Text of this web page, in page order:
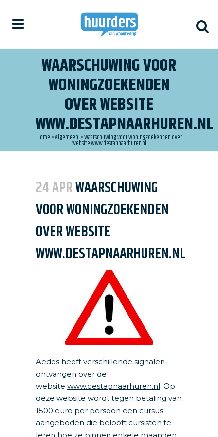
WAARSCHUWING VOOR
WONINGZOEKENDEN
OVER WEBSITE
WWW.DESTAPNAARHUREN.NL
Home >Algemeen >Waarschuwing voor woningzoekenden over
website www.destapnaarhuren.nl
24 APRWAARSCHUWING
VOOR WONINGZOEKENDEN
OVER WEBSITE
WWW.DESTAPNAARHUREN.NL
Aedes heeft verschillende signalen
ontvangen over de
website www.destapnaarhuren.nl. Op
deze website wordt tegen betaling van
1500 euro per persoon een cursus
aangeboden die belooft cursisten te
leren hoe ze binnen enkele maanden